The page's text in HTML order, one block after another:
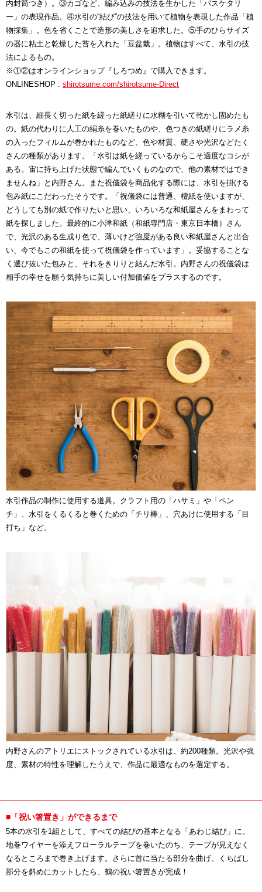
内封筒つき）。③カゴなど、編み込みの技法を生かした「バスケタリ
ー」の表現作品。④水引の“結び”の技法を用いて植物を表現した作品「植
物採集」。色を省くことで造形の美しさを追求した。⑤手のひらサイズ
の器に粘土と乾燥した苔を入れた「豆盆栽」。植物はすべて、水引の技
法によるもの。
※①②はオンラインショップ『しろつめ』で購入できます。
ONLINESHOP : shirotsume.com/shirotsume-Direct
水引は、細長く切った紙を縒った紙縒りに水糊を引いて乾かし固めたも
の。紙の代わりに人工の絹糸を巻いたものや、色つきの紙縒りにラメ糸
の入ったフィルムが巻かれたものなど、色や材質、硬さや光沢などたく
さんの種類があります。「水引は紙を縒っているからこそ適度なコシが
ある。宙に持ち上げた状態で編んでいくものなので、他の素材ではでき
ませんね」と内野さん。また祝儀袋を商品化する際には、水引を掛ける
包み紙にこだわったそうです。「祝儀袋には普通、檀紙を使いますが、
どうしても別の紙で作りたいと思い、いろいろな和紙屋さんをまわって
紙を探しました。最終的に小津和紙（和紙専門店・東京日本橋）さん
で、光沢のある生成り色で、薄いけど強度がある良い和紙屋さんと出合
い、今でもこの和紙を使って祝儀袋を作っています」。妥協することな
く選び抜いた包みと、それをきりりと結んだ水引。内野さんの祝儀袋は
相手の幸せを願う気持ちに美しい付加価値をプラスするのです。
水引作品の制作に使用する道具。クラフト用の「ハサミ」や「ペン
チ」、水引をくるくると巻くための「チリ棒」、穴あけに使用する「目
打ち」など。
内野さんのアトリエにストックされている水引は、約200種類。光沢や強
度、素材の特性を理解したうえで、作品に最適なものを選定する。
■「祝い箸置き」ができるまで
5本の水引を1組として、すべての結びの基本となる「あわじ結び」に。
地巻ワイヤーを添えフローラルテープを巻いたのち、テープが見えなく
なるところまで巻き上げます。さらに首に当たる部分を曲げ、くちばし
部分を斜めにカットしたら、鶴の祝い箸置きが完成！